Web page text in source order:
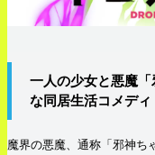
一人の少女と悪魔
な同居生活コメディ
魔界の悪魔、通称「邪神ち